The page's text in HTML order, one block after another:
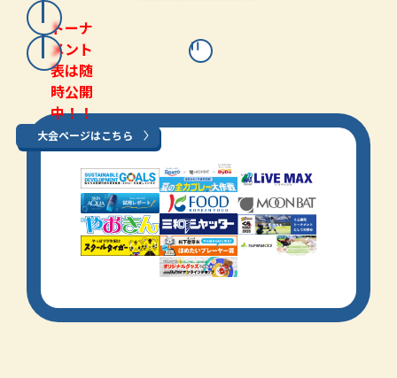
トーナ
メント
表は随
時公開
中！！
大会ページはこちら